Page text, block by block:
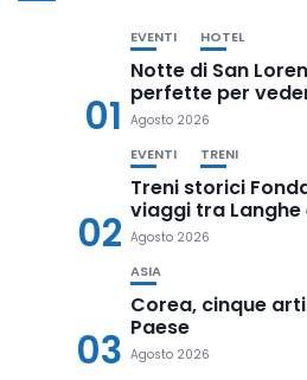
01
EVENTI HOTEL
Notte di San
perfette per
Agosto 2026
02
EVENTI TRENI
Treni storici
viaggi tra
Agosto 2026
03
ASIA
Corea, cinque
Paese
Agosto 2026